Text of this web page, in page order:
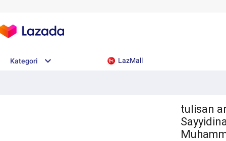
Kategori LazMall
tulisan